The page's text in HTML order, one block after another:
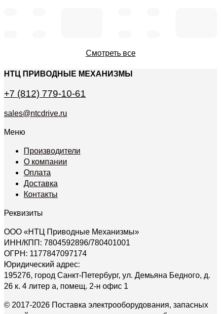
Смотреть все
НТЦ ПРИВОДНЫЕ МЕХАНИЗМЫ
+7 (812) 779-10-61
sales@ntcdrive.ru
Меню
Производители
О компании
Оплата
Доставка
Контакты
Реквизиты
ООО «НТЦ Приводные Механизмы»
ИНН/КПП: 7804592896/780401001
ОГРН: 1177847097174
Юридический адрес:
195276, город Санкт-Петербург, ул. Демьяна Бедного, д.
26 к. 4 литер а, помещ. 2-н офис 1
© 2017-2026 Поставка электрооборудования, запасных